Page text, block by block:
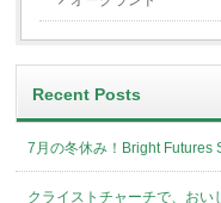
Recent Posts
7月の冬休み！Bright Futures
クライストチャーチで、おい